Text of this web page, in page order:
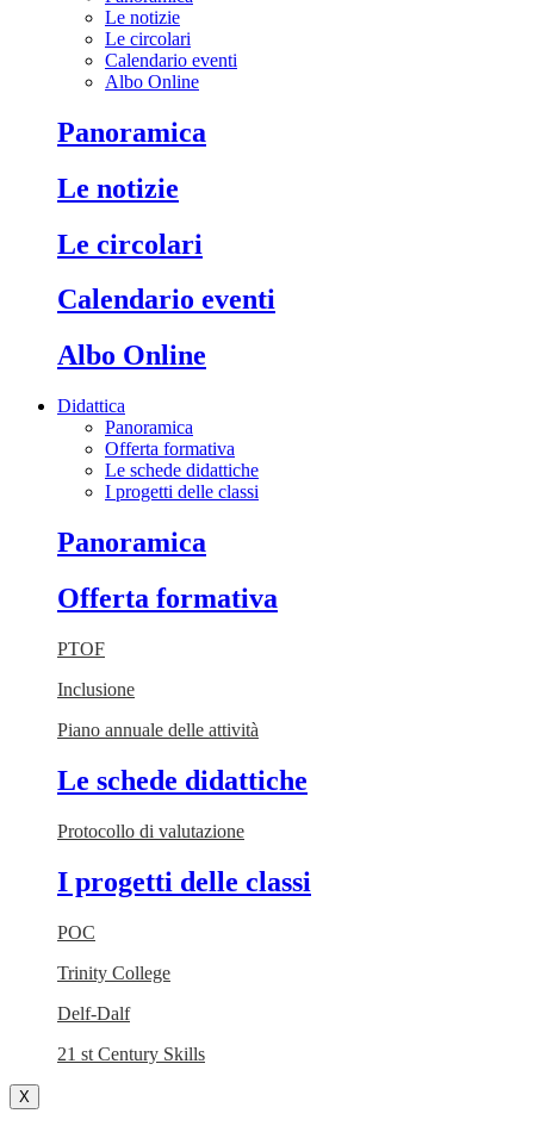
Le notizie
Le circolari
Calendario eventi
Albo Online
Panoramica
Le notizie
Le circolari
Calendario eventi
Albo Online
Didattica
Panoramica
Offerta formativa
Le schede didattiche
I progetti delle classi
Panoramica
Offerta formativa
PTOF
Inclusione
Piano annuale delle attività
Le schede didattiche
Protocollo di valutazione
I progetti delle classi
POC
Trinity College
Delf-Dalf
21 st Century Skills
X